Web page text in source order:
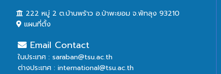
222 หมู่ 2 ต.บ้านพร้าว อ.ป่าพะยอม จ.พัทลุง 93210
แผนที่ตั้ง
Email Contact
ในประเทศ : saraban@tsu.ac.th
ต่างประเทศ : international@tsu.ac.th